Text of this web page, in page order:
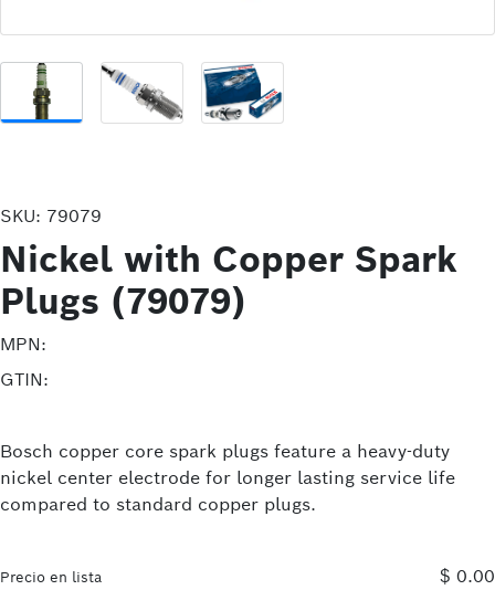
SKU: 79079
Nickel with Copper Spark
Plugs (79079)
MPN:
GTIN:
Bosch copper core spark plugs feature a heavy-duty
nickel center electrode for longer lasting service life
compared to standard copper plugs.
Precio en lista $ 0.00